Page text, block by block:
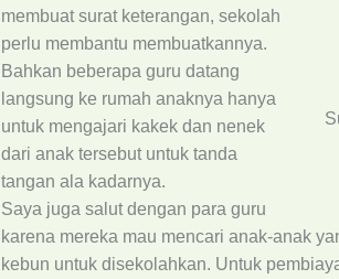
membuat surat keterangan, sekolah
perlu membantu membuatkannya.
Bahkan beberapa guru datang
langsung ke rumah anaknya hanya
untuk mengajari kakek dan nenek
dari anak tersebut untuk tanda
tangan ala kadarnya.
Saya juga salut dengan para guru
karena mereka mau mencari anak-anak
kebun untuk disekolahkan. Untuk